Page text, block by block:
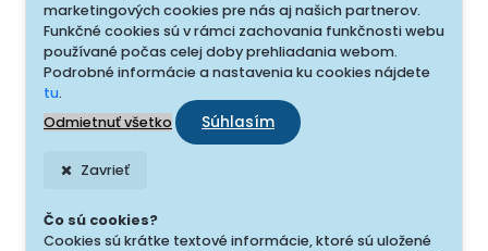
marketingových cookies pre nás aj našich partnerov.
Funkčné cookies sú v rámci zachovania funkčnosti webu
používané počas celej doby prehliadania webom.
Podrobné informácie a nastavenia ku cookies nájdete
tu.
Odmietnuť všetko
Súhlasím
Zavrieť
Čo sú cookies?
Cookies sú krátke textové informácie, ktoré sú uložené